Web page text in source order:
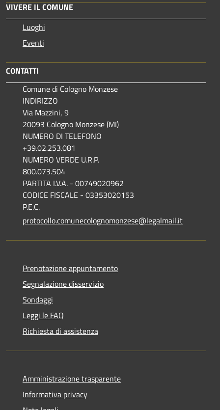
VIVERE IL COMUNE
Luoghi
Eventi
CONTATTI
Comune di Cologno Monzese
INDIRIZZO
Via Mazzini, 9
20093 Cologno Monzese (MI)
NUMERO DI TELEFONO
+39.02.253.081
NUMERO VERDE U.R.P.
800.073.504
PARTITA I.V.A. - 00749020962
CODICE FISCALE - 03353020153
P.E.C.
protocollo.comunecolognomonzese@legalmail.it
Prenotazione appuntamento
Segnalazione disservizio
Sondaggi
Leggi le FAQ
Richiesta di assistenza
Amministrazione trasparente
Informativa privacy